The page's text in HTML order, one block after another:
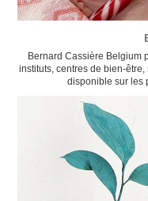
Bernard Cassière Belgium
instituts, centres de bien-
disponible sur les